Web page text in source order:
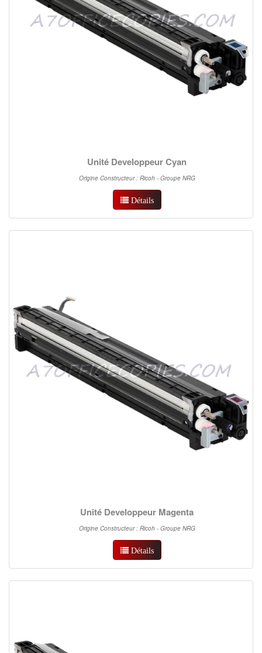
Unité Developpeur Cyan
Origine Constructeur : Ricoh - Groupe NRG
Détails
Unité Developpeur Magenta
Origine Constructeur : Ricoh - Groupe NRG
Détails